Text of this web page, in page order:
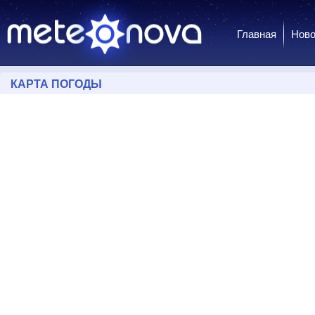
Главная
КАРТА ПОГОДЫ